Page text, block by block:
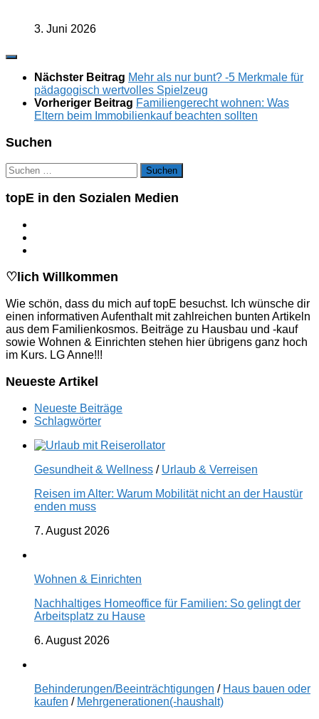
3. Juni 2026
Nächster Beitrag Mehr als nur bunt? -5 Merkmale für
pädagogisch wertvolles Spielzeug
Vorheriger Beitrag Familiengerecht wohnen: Was
Eltern beim Immobilienkauf beachten sollten
Suchen
Suchen
nach:
topE in den Sozialen Medien
♡lich Willkommen
Wie schön, dass du mich auf topE besuchst. Ich wünsche dir
einen informativen Aufenthalt mit zahlreichen bunten Artikeln
aus dem Familienkosmos. Beiträge zu Hausbau und -kauf
sowie Wohnen & Einrichten stehen hier übrigens ganz hoch
im Kurs. LG Anne!!!
Neueste Artikel
Neueste Beiträge
Schlagwörter
Gesundheit & Wellness / Urlaub & Verreisen
Reisen im Alter: Warum Mobilität nicht an der Haustür
enden muss
7. August 2026
Wohnen & Einrichten
Nachhaltiges Homeoffice für Familien: So gelingt der
Arbeitsplatz zu Hause
6. August 2026
Behinderungen/Beeinträchtigungen / Haus bauen oder
kaufen / Mehrgenerationen(-haushalt)